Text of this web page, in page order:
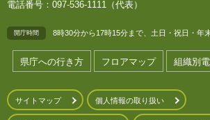
電話番号：097-536-1111（代表）
開庁時間 8時30分から17時15分まで、土日・祝日・年
県庁への行き方 フロアマップ 組織別
サイトマップ 個人情報の取り扱い